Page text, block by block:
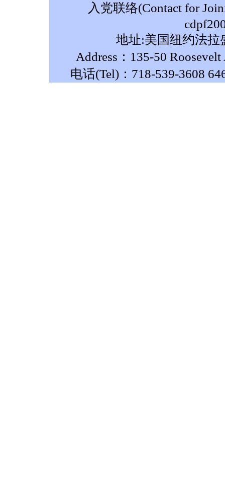
入党联络(Contact for
地址:美国纽约法拉
Address：135-50
电话(Tel)：718-539-3608